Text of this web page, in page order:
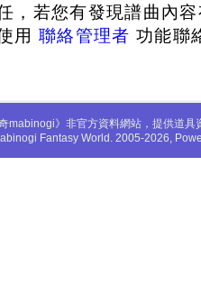
，若您有發現譜曲內
用 聯絡管理者 功能聯
mabinogi》非官方資料網站，提供道
Fantasy World. 2005-2026,